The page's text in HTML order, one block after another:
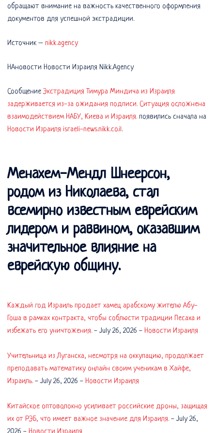
обращают внимание на важность качественного оформления
документов для успешной экстрадиции.
Источник – nikk.agency
НАновости Новости Израиля Nikk.Agency
СообщениеЭкстрадиция Тимура Миндича из Израиля
задерживается из-за ожидания подписи. Ситуация осложнена
взаимодействием НАБУ, Киева и Израиля. появились сначала на
Новости Израиля israeli-news.nikk.co.il.
Менахем-Мендл Шнеерсон,
родом из Николаева, стал
всемирно известным еврейским
лидером и раввином, оказавшим
значительное влияние на
еврейскую общину.
Каждый год Израиль продает хамец арабскому жителю Абу-
Гоша в рамках контракта, чтобы соблюсти традиции Песаха и
избежать его уничтожения. -July 26, 2026 - Новости Израиля
Учительница из Луганска, несмотря на оккупацию, продолжает
преподавать математику онлайн своим ученикам в Хайфе,
Израиль. -July 26, 2026 - Новости Израиля
Китайское оптоволокно усиливает российские дроны, защищая
их от РЭБ, что имеет важное значение для Израиля. -July 26,